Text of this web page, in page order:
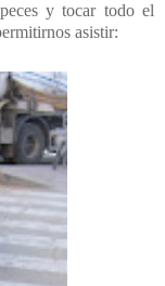
y tocar todo el
asistir: